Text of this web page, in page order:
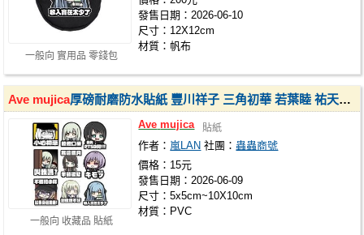
一般向 實用品 零錢包
發售日期：2026-06-10
尺寸：12X12cm
材質：帆布
一般向 收藏品 貼紙
Ave mujica厚磅耐磨防水貼紙 豐川祥子 三角初華 若葉睦 祐天寺若麥 八幡海鈴 防水貼紙
Ave mujica 貼紙
作者： 嵐LAN 社團： 蟲蟲商號
價格：15元
發售日期：2026-06-09
尺寸：5x5cm~10X10cm
材質：PVC